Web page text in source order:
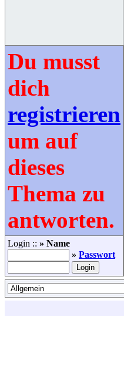
Du musst
dich
registrieren
um auf
dieses
Thema zu
antworten.
Login :: » Name
» Passwort